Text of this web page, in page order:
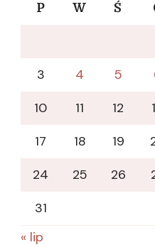
P W Ś
3
4 5
10
11 12
17
18 19
24
25 26
31
« lip